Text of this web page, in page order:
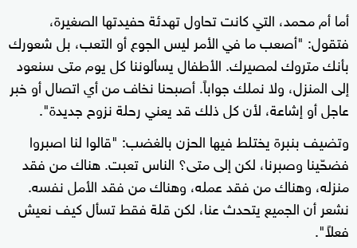
أما أم محمد، التي كانت تحاول تهدئة حفيدتها الصغيرة،
فتقول: "أصعب ما في الأمر ليس الجوع أو التعب، بل شعورك
بأنك متروك لمصيرك. الأطفال يسألوننا كل يوم متى سنعود
إلى المنزل، ولا نملك جواباً. أصبحنا نخاف من أي اتصال أو خبر
عاجل أو إشاعة، لأن كل ذلك قد يعني رحلة نزوح جديدة".
وتضيف بنبرة يختلط فيها الحزن بالغضب: "قالوا لنا اصبروا
فضحّينا وصبرنا، لكن إلى متى؟ الناس تعبت. هناك من فقد
منزله، وهناك من فقد عمله، وهناك من فقد الأمل نفسه.
نشعر أن الجميع يتحدث عنا، لكن قلة فقط تسأل كيف نعيش
فعلاً".